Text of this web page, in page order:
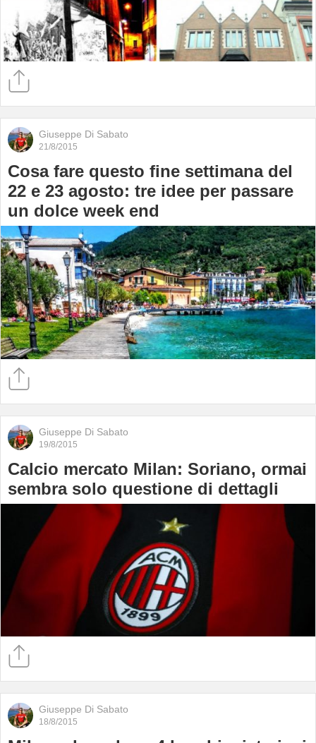
Giuseppe Di Sabato
21/8/2015
Cosa fare questo fine settimana del
22 e 23 agosto: tre idee per passare
un dolce week end
Giuseppe Di Sabato
19/8/2015
Calcio mercato Milan: Soriano, ormai
sembra solo questione di dettagli
Giuseppe Di Sabato
18/8/2015